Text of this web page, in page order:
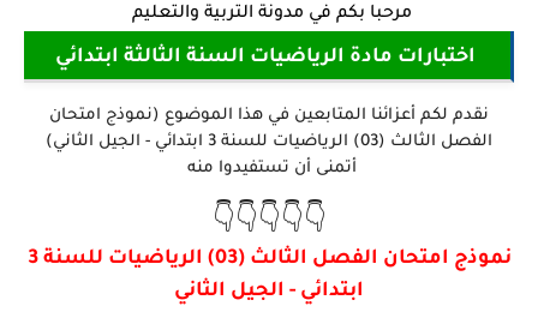
مرحبا بكم في مدونة التربية والتعليم
اختبارات مادة الرياضيات السنة الثالثة ابتدائي
نقدم لكم أعزائنا المتابعين في هذا الموضوع (نموذج امتحان
الفصل الثالث (03) الرياضيات للسنة 3 ابتدائي - الجيل الثاني)
أتمنى أن تستفيدوا منه
👇👇👇👇👇
نموذج امتحان الفصل الثالث (03) الرياضيات للسنة 3
ابتدائي - الجيل الثاني